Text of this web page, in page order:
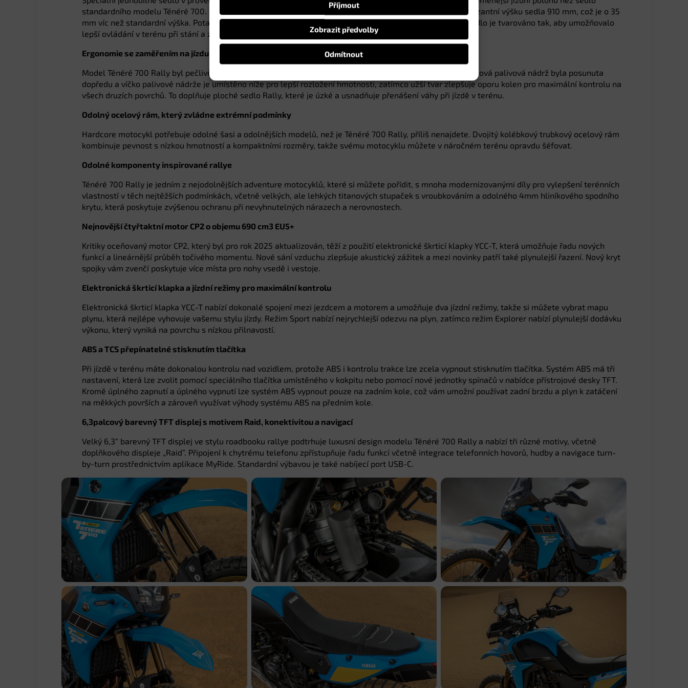
Příjmout
Odmítnout
Zobrazit předvolby
standardního modelu Ténéré 700. Doplňkové polstrování v kombinaci s vyšším odpružením poskytuje impozantní výšku sedla 910 mm, což je o 35
mm víc než standardní výška. Potah z prvotřídního duálního materiálu je opatřen reliéfním logem Rally. Sedlo je tvarováno tak, aby umožňovalo
lepší ovládání v terénu při stání a zároveň zvyšovalo pohodlí při sezení.
Ergonomie se zaměřením na jízdu v terénu
Model Ténéré 700 Rally byl pečlivě modernizován, aby nabídl ještě větší pocit splynutí jezdce se strojem. Nová palivová nádrž byla posunuta
dopředu a víčko palivové nádrže je umístěno níže pro lepší rozložení hmotnosti, zatímco užší tvar zlepšuje oporu kolen pro maximální kontrolu na
všech druzích povrchů. To doplňuje ploché sedlo Rally, které je úzké a usnadňuje přenášení váhy při jízdě v terénu.
Odolný ocelový rám, který zvládne extrémní podmínky
Hardcore motocykl potřebuje odolné šasi a odolnějších modelů, než je Ténéré 700 Rally, příliš nenajdete. Dvojitý kolébkový trubkový ocelový rám
kombinuje pevnost s nízkou hmotností a kompaktními rozměry, takže svému motocyklu můžete v náročném terénu opravdu šéfovat.
Odolné komponenty inspirované rallye
Ténéré 700 Rally je jedním z nejodolnějších adventure motocyklů, které si můžete pořídit, s mnoha modernizovanými díly pro vylepšení terénních
vlastností v těch nejtěžších podmínkách, včetně velkých, ale lehkých titanových stupaček s vroubkováním a odolného 4mm hliníkového spodního
krytu, která poskytuje zvýšenou ochranu při nevyhnutelných nárazech a nerovnostech.
Nejnovější čtyřtaktní motor CP2 o objemu 690 cm3 EU5+
Kritiky oceňovaný motor CP2, který byl pro rok 2025 aktualizován, těží z použití elektronické škrticí klapky YCC-T, která umožňuje řadu nových
funkcí a lineárnější průběh točivého momentu. Nové sání vzduchu zlepšuje akustický zážitek a mezi novinky patří také plynulejší řazení. Nový kryt
spojky vám zvenčí poskytuje více místa pro nohy vsedě i vestoje.
Elektronická škrticí klapka a jízdní režimy pro maximální kontrolu
Elektronická škrticí klapka YCC-T nabízí dokonalé spojení mezi jezdcem a motorem a umožňuje dva jízdní režimy, takže si můžete vybrat mapu
plynu, která nejlépe vyhovuje vašemu stylu jízdy. Režim Sport nabízí nejrychlejší odezvu na plyn, zatímco režim Explorer nabízí plynulejší dodávku
výkonu, který vyniká na povrchu s nízkou přilnavostí.
ABS a TCS přepínatelné stisknutím tlačítka
Při jízdě v terénu máte dokonalou kontrolu nad vozidlem, protože ABS i kontrolu trakce lze zcela vypnout stisknutím tlačítka. Systém ABS má tři
nastavení, která lze zvolit pomocí speciálního tlačítka umístěného v kokpitu nebo pomocí nové jednotky spínačů v nabídce přístrojové desky TFT.
Kromě úplného zapnutí a úplného vypnutí lze systém ABS vypnout pouze na zadním kole, což vám umožní používat zadní brzdu a plyn k zatáčení
na měkkých površích a zároveň využívat výhody systému ABS na předním kole.
6,3palcový barevný TFT displej s motivem Raid, konektivitou a navigací
Velký 6,3“ barevný TFT displej ve stylu roadbooku rallye podtrhuje luxusní design modelu Ténéré 700 Rally a nabízí tři různé motivy, včetně
doplňkového displeje „Raid”. Připojení k chytrému telefonu zpřístupňuje řadu funkcí včetně integrace telefonních hovorů, hudby a navigace turn-
by-turn prostřednictvím aplikace MyRide. Standardní výbavou je také nabíjecí port USB-C.